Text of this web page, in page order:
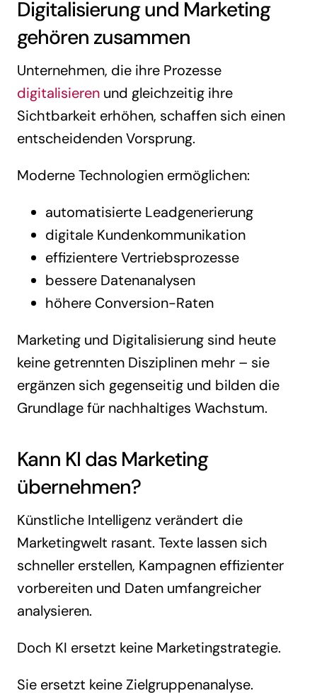
Digitalisierung und Marketing
gehören zusammen
Unternehmen, die ihre Prozesse
digitalisieren und gleichzeitig ihre
Sichtbarkeit erhöhen, schaffen sich einen
entscheidenden Vorsprung.
Moderne Technologien ermöglichen:
automatisierte Leadgenerierung
digitale Kundenkommunikation
effizientere Vertriebsprozesse
bessere Datenanalysen
höhere Conversion-Raten
Marketing und Digitalisierung sind heute
keine getrennten Disziplinen mehr – sie
ergänzen sich gegenseitig und bilden die
Grundlage für nachhaltiges Wachstum.
Kann KI das Marketing
übernehmen?
Künstliche Intelligenz verändert die
Marketingwelt rasant. Texte lassen sich
schneller erstellen, Kampagnen effizienter
vorbereiten und Daten umfangreicher
analysieren.
Doch KI ersetzt keine Marketingstrategie.
Sie ersetzt keine Zielgruppenanalyse.